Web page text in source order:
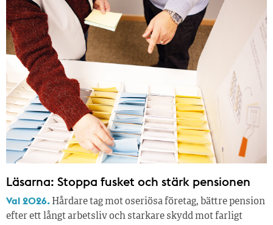
Läsarna: Stoppa fusket och stärk pensionen
Val 2026. Hårdare tag mot oseriösa företag, bättre pension
efter ett långt arbetsliv och starkare skydd mot farligt